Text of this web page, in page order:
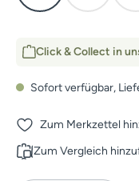
Click & Collect in
Sofort verfügbar,
Zum Merkzettel
Zum Vergleich